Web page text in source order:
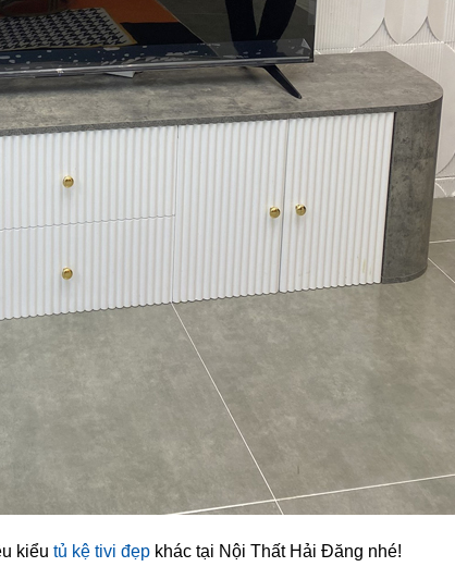
kiểu tủ kệ tivi đẹp khác tại Nội Thất Hải Đăng nhé!